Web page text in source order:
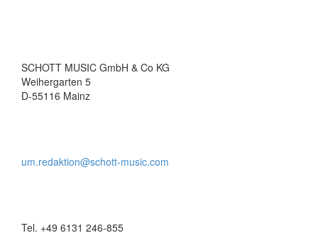
SCHOTT MUSIC GmbH & Co KG
Weihergarten 5
D-55116 Mainz
um.redaktion@schott-music.com
Tel. +49 6131 246-855